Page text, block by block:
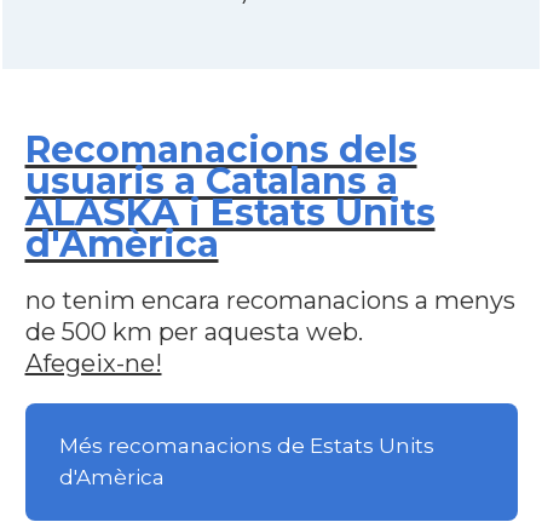
Recomanacions dels
usuaris a Catalans a
ALASKA i Estats Units
d'Amèrica
no tenim encara recomanacions a menys
de 500 km per aquesta web.
Afegeix-ne!
Més recomanacions de Estats Units
d'Amèrica